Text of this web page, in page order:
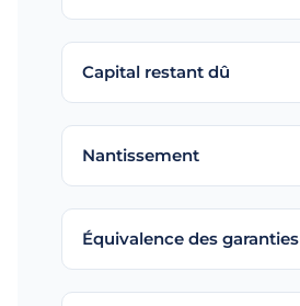
Capital restant dû
Nantissement
Équivalence des garanties